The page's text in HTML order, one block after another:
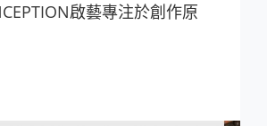
啟藝專注於創作原